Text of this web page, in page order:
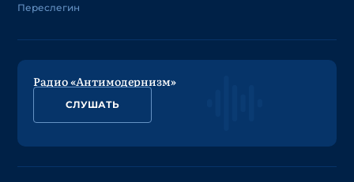
Переслегин
Радио «Антимодернизм»
СЛУШАТЬ